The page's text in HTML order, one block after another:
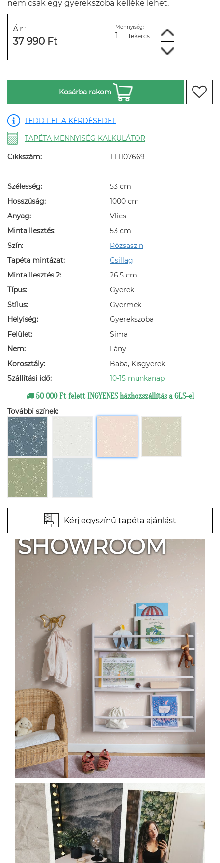
nem csak egy gyerekszoba kelléke lehet.
Ár:
37 990 Ft
Mennyiség:
Tekercs
Kosárba rakom
TEDD FEL A KÉRDÉSEDET
TAPÉTA MENNYISÉG KALKULÁTOR
Cikkszám: TT1107669
Szélesség:
53 cm
Hosszúság:
1000 cm
Anyag:
Vlies
Mintaillesztés:
53 cm
Szín:
Rózsaszín
Tapéta mintázat:
Csillag
Mintaillesztés 2:
26.5 cm
Típus:
Gyerek
Stílus:
Gyermek
Helyiség:
Gyerekszoba
Felület:
Sima
Nem:
Lány
Korosztály:
Baba, Kisgyerek
Szállítási idő:
10-15 munkanap
50 000 Ft felett INGYENES házhozszállítás a GLS-el
További színek:
Kérj egyszínű tapéta ajánlást
SHOWROOM